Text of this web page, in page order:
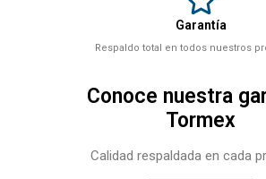
Garantía
Respaldo total en todos nuestros
Conoce nuestra
Tormex
Calidad respaldada en cada